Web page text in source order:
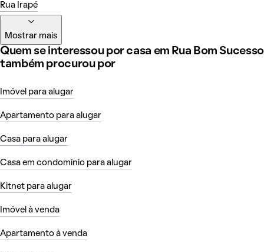
Rua Irapé
Mostrar mais
Quem se interessou por casa em Rua Bom Sucesso
também procurou por
Imóvel para alugar
Apartamento para alugar
Casa para alugar
Casa em condomínio para alugar
Kitnet para alugar
Imóvel à venda
Apartamento à venda